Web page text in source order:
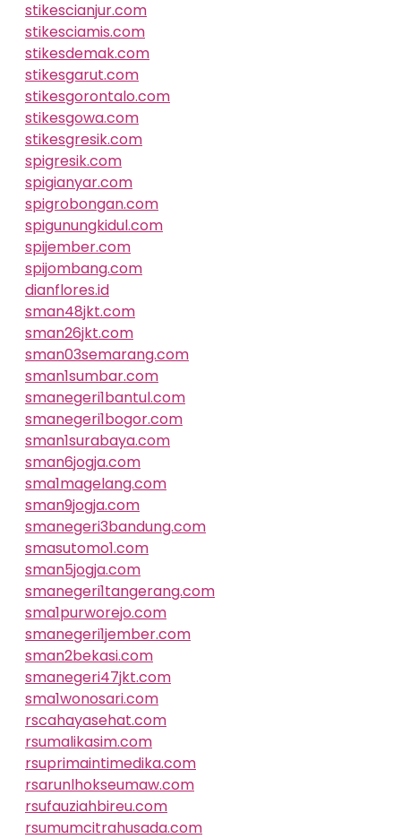
stikescianjur.com
stikesciamis.com
stikesdemak.com
stikesgarut.com
stikesgorontalo.com
stikesgowa.com
stikesgresik.com
spigresik.com
spigianyar.com
spigrobongan.com
spigunungkidul.com
spijember.com
spijombang.com
dianflores.id
sman48jkt.com
sman26jkt.com
sman03semarang.com
sman1sumbar.com
smanegeri1bantul.com
smanegeri1bogor.com
sman1surabaya.com
sman6jogja.com
sma1magelang.com
sman9jogja.com
smanegeri3bandung.com
smasutomo1.com
sman5jogja.com
smanegeri1tangerang.com
sma1purworejo.com
smanegeri1jember.com
sman2bekasi.com
smanegeri47jkt.com
sma1wonosari.com
rscahayasehat.com
rsumalikasim.com
rsuprimaintimedika.com
rsarunlhokseumaw.com
rsufauziahbireu.com
rsumumcitrahusada.com